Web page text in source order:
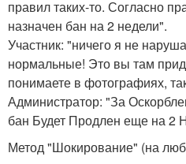
правил таких-то. Согласно
назначен бан на 2 недели".
Участник: "ничего я не
нормальные! Это вы там
понимаете в фотографиях,
Администратор: "За
бан Будет Продлен еще на 2
Метод "Шокирование" (на